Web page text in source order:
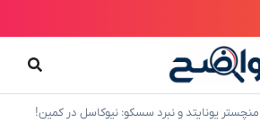
منچستر یونایتد و نبرد سسکو: نیوکاسل در کمین!